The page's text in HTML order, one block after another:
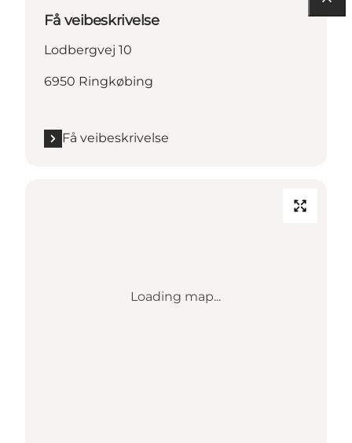
Få veibeskrivelse
Lodbergvej 10
6950 Ringkøbing
Få veibeskrivelse
Loading map...